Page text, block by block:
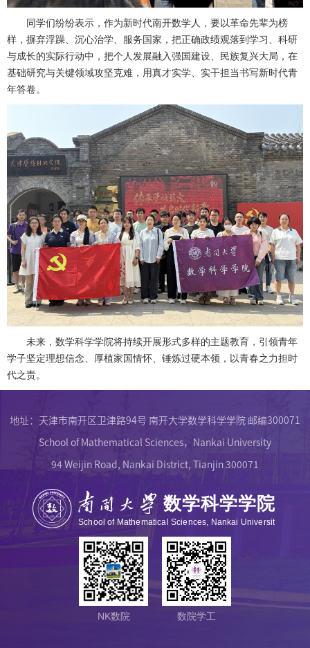
同学们纷纷表示，作为新时代南开数学人，要以革命先辈为榜
样，摒弃浮躁、沉心治学、服务国家，把正确政绩观落到学习、科研
与成长的实际行动中，把个人发展融入强国建设、民族复兴大局，在
基础研究与关键领域攻坚克难，用真才实学、实干担当书写新时代青
年答卷。
未来，数学科学学院将持续开展形式多样的主题教育，引领青年
学子坚定理想信念、厚植家国情怀、锤炼过硬本领，以青春之力担时
代之责。
地址：天津市南开区卫津路94号 南开大学数学科学学院 邮编300071
School of Mathematical Sciences，Nankai University
94 Weijin Road, Nankai District, Tianjin 300071
NK数院 数院学工